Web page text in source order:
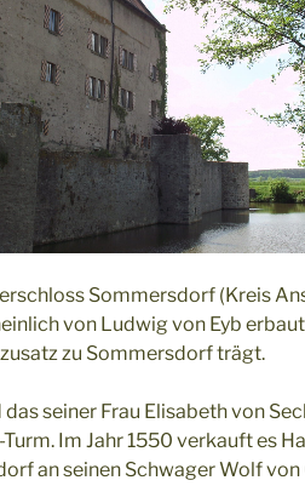
Sommersdorf (Kreis
von Ludwig von Eyb
zu Sommersdorf trägt.
das seiner Frau Elisabeth von
Im Jahr 1550 verkauft es
an seinen Schwager Wolf von